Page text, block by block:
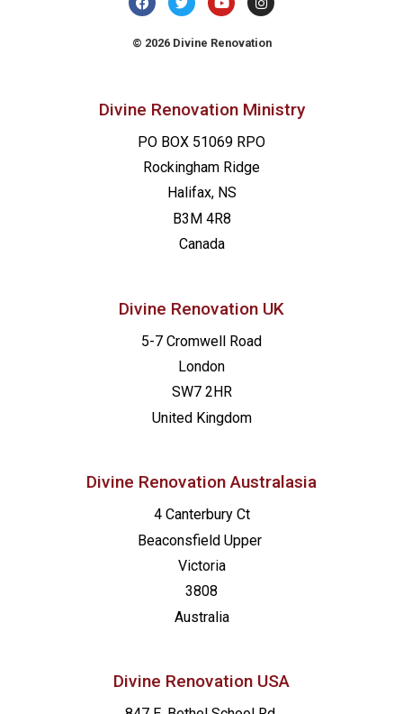
© 2026 Divine Renovation
Divine Renovation Ministry
PO BOX 51069 RPO
Rockingham Ridge
Halifax, NS
B3M 4R8
Canada
Divine Renovation UK
5-7 Cromwell Road
London
SW7 2HR
United Kingdom
Divine Renovation Australasia
4 Canterbury Ct
Beaconsfield Upper
Victoria
3808
Australia
Divine Renovation USA